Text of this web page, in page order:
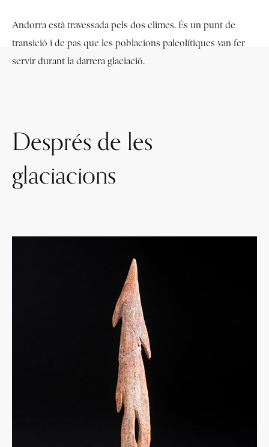
Andorra està travessada pels dos climes. És un punt de
transició i de pas que les poblacions paleolítiques van fer
servir durant la darrera glaciació.
Després de les
glaciacions